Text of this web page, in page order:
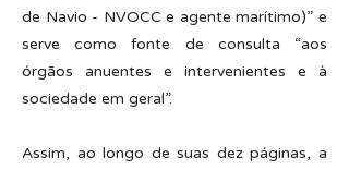
de Navio - NVOCC e agente marítimo)” e
serve como fonte de consulta “aos
órgãos anuentes e intervenientes e à
sociedade em geral”.
Assim, ao longo de suas dez páginas, a